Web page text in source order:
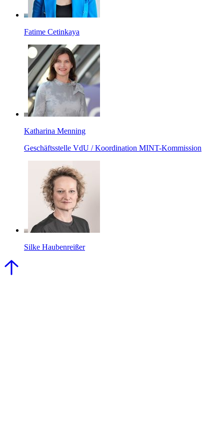
Fatime Cetinkaya
Katharina Menning
Geschäftsstelle VdU / Koordination MINT-Kommission
Silke Haubenreißer